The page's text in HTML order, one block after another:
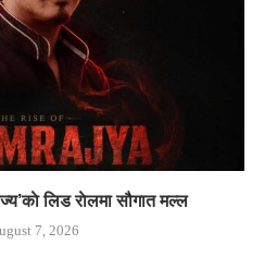
लिड राेलमा सौगात मल्ल
7, 2026